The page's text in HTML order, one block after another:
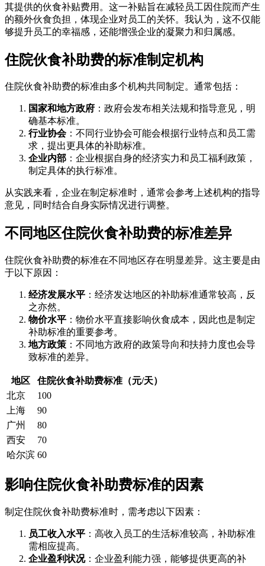
其提供的伙食补贴费用。这一补贴旨在减轻员工因住院而产生
的额外伙食负担，体现企业对员工的关怀。我认为，这不仅能
够提升员工的幸福感，还能增强企业的凝聚力和归属感。
住院伙食补助费的标准制定机构
住院伙食补助费的标准由多个机构共同制定。通常包括：
国家和地方政府 ：政府会发布相关法规和指导意见，明
确基本标准。
行业协会：不同行业协会可能会根据行业特点和员工需
求，提出更具体的补助标准。
企业内部 ：企业根据自身的经济实力和员工福利政策，
制定具体的执行标准。
从实践来看，企业在制定标准时，通常会参考上述机构的指导
意见，同时结合自身实际情况进行调整。
不同地区住院伙食补助费的标准差异
住院伙食补助费的标准在不同地区存在明显差异。这主要是由
于以下原因：
经济发展水平 ：经济发达地区的补助标准通常较高，反
之亦然。
物价水平 ：物价水平直接影响伙食成本，因此也是制定
补助标准的重要参考。
地方政策 ：不同地方政府的政策导向和扶持力度也会导
致标准的差异。
地区
住院伙食补助费标准（元/天）
北京
100
上海
90
广州
80
西安
70
哈尔滨 60
影响住院伙食补助费标准的因素
制定住院伙食补助费标准时，需考虑以下因素：
员工收入水平 ：高收入员工的生活标准较高，补助标准
需相应提高。
企业盈利状况：企业盈利能力强，能够提供更高的补